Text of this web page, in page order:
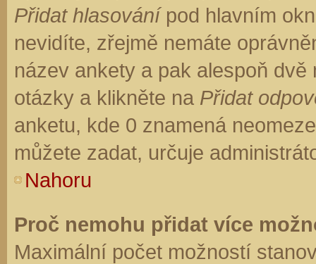
Přidat hlasovánípod hlavním
nevidíte, zřejmě nemáte
název ankety a pak alespoň
otázky a klikněte na Přidat
anketu, kde 0 znamená
můžete zadat, určuje
Nahoru
Proč nemohu přidat více
Maximální počet možností